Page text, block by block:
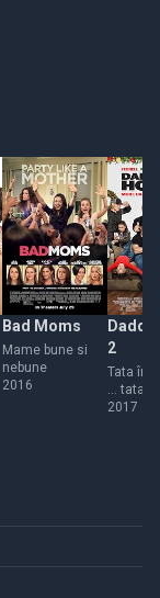
Bad Moms
Mame bune si
nebune
2016
2
Tata în
... tata 2
2017